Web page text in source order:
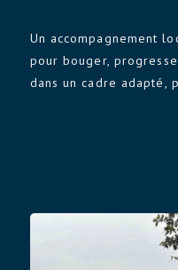
Un accompagnement
pour bouger,
dans un cadre adapté,